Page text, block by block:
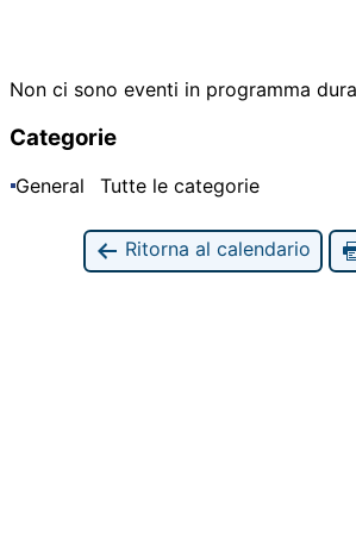
Non ci sono eventi in programma
Categorie
General Tutte le categorie
Ritorna al calendario